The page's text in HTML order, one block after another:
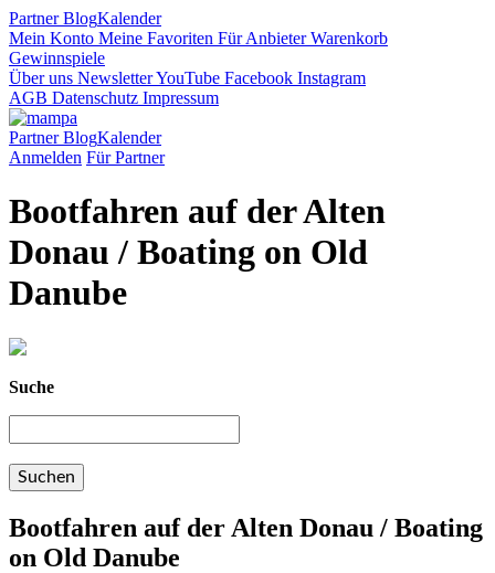
PartnerBlogKalender
Mein Konto Meine Favoriten Für AnbieterWarenkorb
Gewinnspiele
Über uns NewsletterYouTube Facebook Instagram
AGB Datenschutz Impressum
PartnerBlogKalender
Anmelden Für Partner
Bootfahren auf der Alten
Donau / Boating on Old
Danube
Suche
Bootfahren auf der Alten Donau / Boating
on Old Danube